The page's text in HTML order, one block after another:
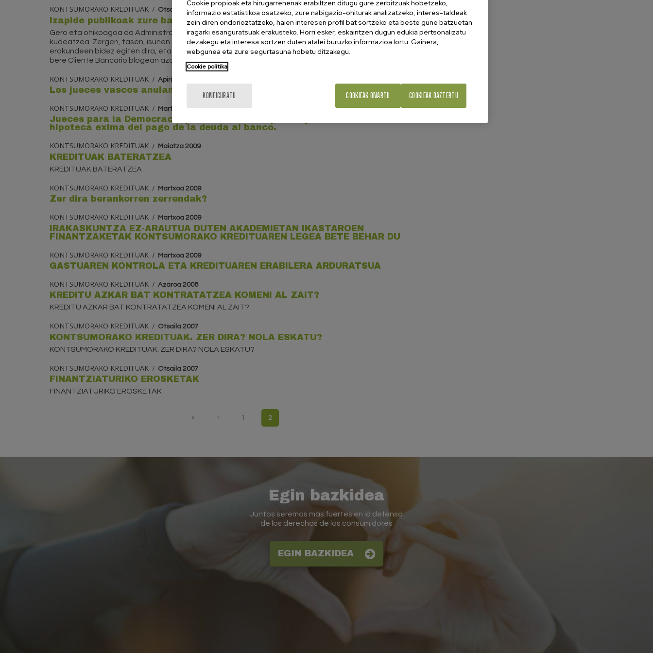
KONTSUMORAKO KREDITUAK Otsaila 2026
Izapide publikoak zure bankuan: eskubideak eta mugak
Gero eta ohikoagoa da Administrazio Publikoarekin egin beharreko zenbait izapide bankuen bidez
kudeatzea. Zergen, tasen, isunen edo bestelako tramite ofizialen ordainketak maiz finantza-
erakundeen bidez egiten dira, eta horrek zalantzak sor ditzake herritarren artean. Banco de Españak
bere Cliente Bancario blogean azaltzen duen bezala, kasu...
KONTSUMORAKO KREDITUAK Apirila 2011
Los jueces vascos anulan las cláusulas abusivas de decenas de hipotecas
KONTSUMORAKO KREDITUAK
Martxoa 2011
Jueces para la Democracia pide al Gobierno que la ejecución de una
hipoteca exima del pago de la deuda al banco.
KONTSUMORAKO KREDITUAK
Maiatza 2009
KREDITUAK BATERATZEA
KREDITUAK BATERATZEA
KONTSUMORAKO KREDITUAK Martxoa 2009
Zer dira berankorren zerrendak?
KONTSUMORAKO KREDITUAK
Martxoa 2009
IRAKASKUNTZA EZ-ARAUTUA DUTEN AKADEMIETAN IKASTAROEN
FINANTZAKETAK KONTSUMORAKO KREDITUAREN LEGEA BETE BEHAR DU
KONTSUMORAKO KREDITUAK
Martxoa 2009
GASTUAREN KONTROLA ETA KREDITUAREN ERABILERA ARDURATSUA
KONTSUMORAKO KREDITUAK
Azaroa 2008
KREDITU AZKAR BAT KONTRATATZEA KOMENI AL ZAIT?
KREDITU AZKAR BAT KONTRATATZEA KOMENI AL ZAIT?
KONTSUMORAKO KREDITUAK Otsaila 2007
KONTSUMORAKO KREDITUAK. ZER DIRA? NOLA ESKATU?
KONTSUMORAKO KREDITUAK. ZER DIRA? NOLA ESKATU?
KONTSUMORAKO KREDITUAK Otsaila 2007
FINANTZIATURIKO EROSKETAK
FINANTZIATURIKO EROSKETAK
« ‹ 1 2
Egin bazkidea
Juntos seremos más fuertes en la defensa
de los derechos de los consumidores
EGIN BAZKIDEA
Cookie propioak eta hirugarrenenak erabiltzen ditugu gure zerbitzuak hobetzeko,
informazio estatistikoa osatzeko, zure nabigazio-ohiturak analizatzeko, interes-taldeak
zein diren ondorioztatzeko, haien interesen profil bat sortzeko eta beste gune batzuetan
iragarki esanguratsuak erakusteko. Horri esker, eskaintzen dugun edukia pertsonalizatu
dezakegu eta interesa sortzen duten atalei buruzko informazioa lortu. Gainera,
webgunea eta zure segurtasuna hobetu ditzakegu.
Cookie politika
KONFIGURATU COOKIEAK BAZTERTU
COOKIEAK ONARTU